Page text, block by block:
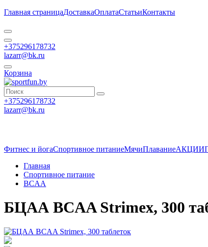
Главная страницаДоставкаОплатаСтатьиКонтакты
+375296178732
lazarr@bk.ru
Корзина
+375296178732
lazarr@bk.ru
Фитнес и йогаСпортивное питаниеМячиПлаваниеАКЦИИ
Главная
Спортивное питание
BCAA
БЦАА BCAA Strimex, 300